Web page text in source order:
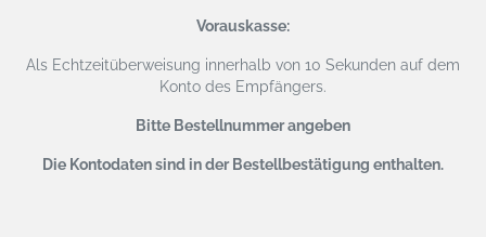
Vorauskasse:
Als Echtzeitüberweisung innerhalb von 10 Sekunden auf dem
Konto des Empfängers.
Bitte Bestellnummer angeben
Die Kontodaten sind in der Bestellbestätigung enthalten.